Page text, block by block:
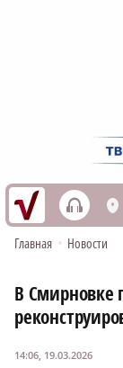
h L
Главная • Новости
В Смирновке
14:06, 19.03.2026